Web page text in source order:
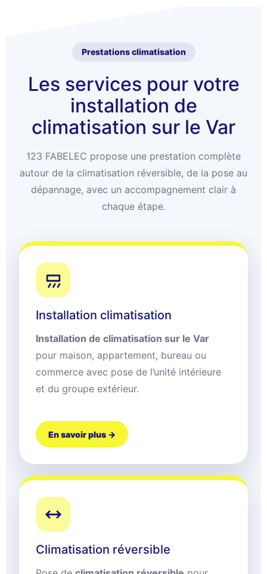
Prestations climatisation
Les services pour votre
installation de
climatisation sur le Var
123 FABELEC propose une prestation complète
autour de la climatisation réversible, de la pose au
dépannage, avec un accompagnement clair à
chaque étape.
Installation climatisation
Installation de climatisation sur le Var
pour maison, appartement, bureau ou
commerce avec pose de l’unité intérieure
et du groupe extérieur.
En savoir plus →
Climatisation réversible